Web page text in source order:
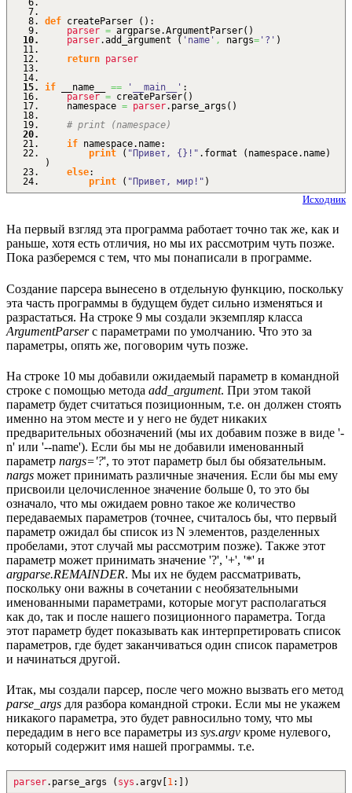
def createParser ( ) :
parser = argparse.ArgumentParser( )
parser.add_argument ( 'name' , nargs= '?' )
return parser
if __name__ == '__main__' :
parser = createParser( )
namespace = parser. parse_args ( )
# print (namespace)
if namespace. name:
print
( "Привет, {}!" . format ( namespace. name)
)
else:
print
( "Привет, мир!" )
Исходник
На первый взгляд эта программа работает точно так же, как и
раньше, хотя есть отличия, но мы их рассмотрим чуть позже.
Пока разберемся с тем, что мы понаписали в программе.
Создание парсера вынесено в отдельную функцию, поскольку
эта часть программы в будущем будет сильно изменяться и
разрастаться. На строке 9 мы создали экземпляр класса
ArgumentParserс параметрами по умолчанию. Что это за
параметры, опять же, поговорим чуть позже.
На строке 10 мы добавили ожидаемый параметр в командной
строке с помощью метода add_argument. При этом такой
параметр будет считаться позиционным, т.е. он должен стоять
именно на этом месте и у него не будет никаких
предварительных обозначений (мы их добавим позже в виде '-
n' или '--name'). Если бы мы не добавили именованный
параметр nargs='?', то этот параметр был бы обязательным.
nargs может принимать различные значения. Если бы мы ему
присвоили целочисленное значение больше 0, то это бы
означало, что мы ожидаем ровно такое же количество
передаваемых параметров (точнее, считалось бы, что первый
параметр ожидал бы список из N элементов, разделенных
пробелами, этот случай мы рассмотрим позже). Также этот
параметр может принимать значение '?', '+', '*' и
argparse.REMAINDER. Мы их не будем рассматривать,
поскольку они важны в сочетании с необязательными
именованными параметрами, которые могут располагаться
как до, так и после нашего позиционного параметра. Тогда
этот параметр будет показывать как интерпретировать список
параметров, где будет заканчиваться один список параметров
и начинаться другой.
Итак, мы создали парсер, после чего можно вызвать его метод
parse_args для разбора командной строки. Если мы не укажем
никакого параметра, это будет равносильно тому, что мы
передадим в него все параметры из sys.argv кроме нулевого,
который содержит имя нашей программы. т.е.
parser. parse_args ( sys .argv 1: )